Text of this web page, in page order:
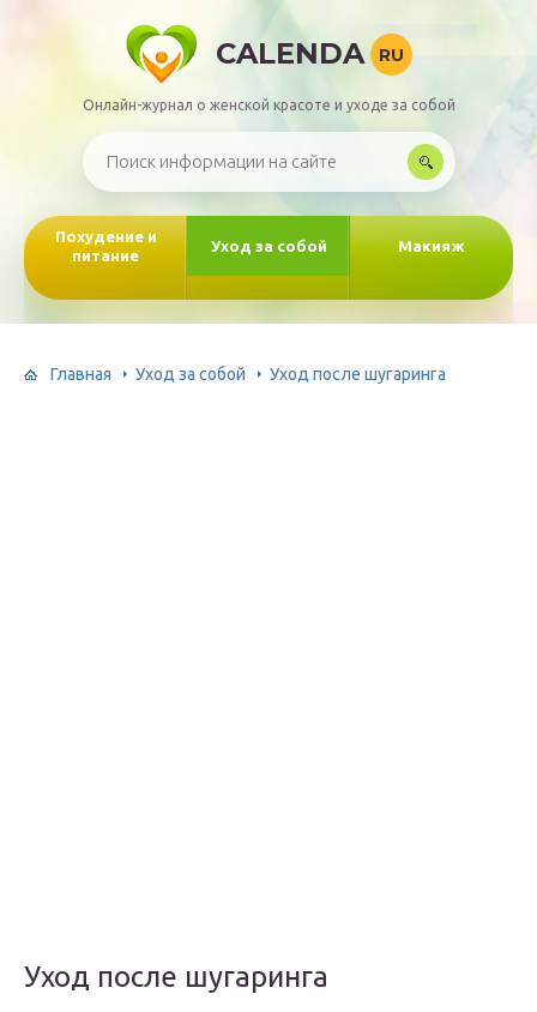
CALENDA RU
Онлайн-журнал о женской красоте и уходе за собой
Похудение и
питание
Уход за собой Макияж
Главная Уход за собой Уход после шугаринга
Уход после шугаринга